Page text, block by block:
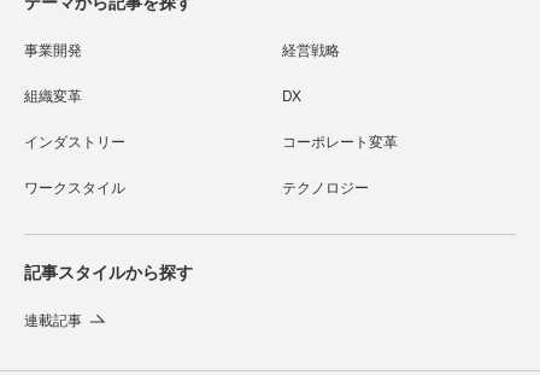
事業開発 経営戦略
組織変革 DX
インダストリー コーポレート変革
ワークスタイル テクノロジー
記事スタイルから探す
連載記事